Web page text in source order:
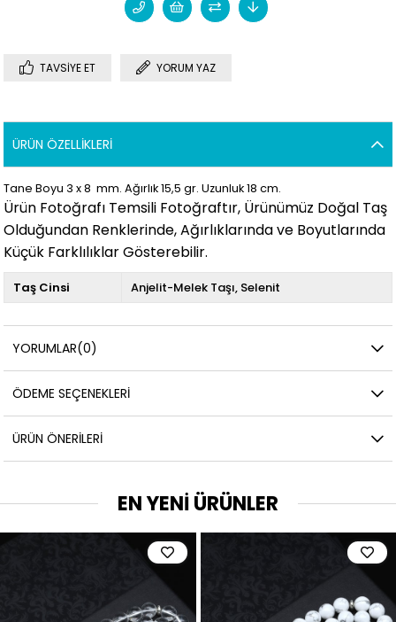
TAVSIYE ET YORUM YAZ
ÜRÜN ÖZELLIKLERI
Tane Boyu 3 x 8 mm. Ağırlık 15,5 gr. Uzunluk 18 cm.
Ürün Fotoğrafı Temsili Fotoğraftır, Ürünümüz Doğal Taş
Olduğundan Renklerinde, Ağırlıklarında ve Boyutlarında
Küçük Farklılıklar Gösterebilir.
Taş Cinsi Anjelit-Melek Taşı Selenit
YORUMLAR(0)
ÖDEME SEÇENEKLERI
ÜRÜN ÖNERILERI
EN YENİ ÜRÜNLER